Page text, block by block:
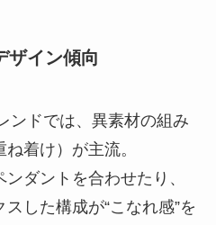
ザイン傾向
ンドでは、異素材の組み
着け）が主流。
ダントを合わせたり、
した構成が“こなれ感”を